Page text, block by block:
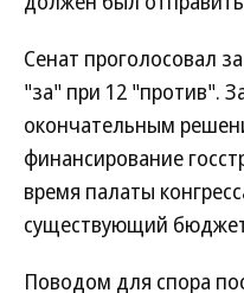
Сенат проголосовал
"за" при 12 "против".
окончательным
финансирование
время палаты
существующий
Поводом для спора